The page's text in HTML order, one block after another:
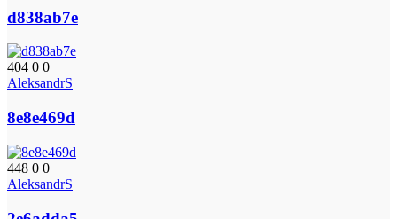
d838ab7e
404 0 0
AleksandrS
8e8e469d
448 0 0
AleksandrS